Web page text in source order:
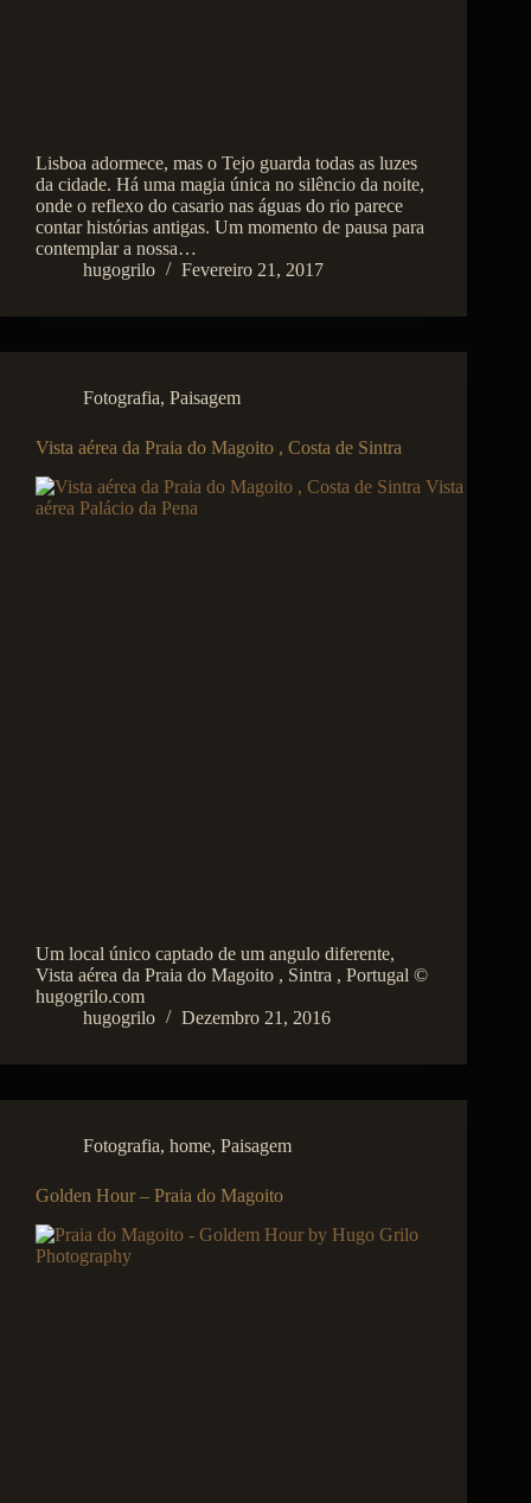
Lisboa adormece, mas o Tejo guarda todas as luzes
da cidade. Há uma magia única no silêncio da noite,
onde o reflexo do casario nas águas do rio parece
contar histórias antigas. Um momento de pausa para
contemplar a nossa…
hugogrilo
Fevereiro 21, 2017
Fotografia, Paisagem
Vista aérea da Praia do Magoito , Costa de Sintra
Um local único captado de um angulo diferente,
Vista aérea da Praia do Magoito , Sintra , Portugal ©
hugogrilo.com
hugogrilo
Dezembro 21, 2016
Fotografia, home, Paisagem
Golden Hour – Praia do Magoito